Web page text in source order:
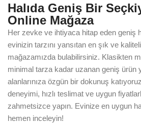
Halıda Geniş Bir
Online Mağaza
Her zevke ve ihtiyaca hitap eden geniş
evinizin tarzını yansıtan en şık ve
mağazamızda bulabilirsiniz. Klasikten
minimal tarza kadar uzanan geniş ürün
alanlarınıza özgün bir dokunuş
deneyimi, hızlı teslimat ve uygun
zahmetsizce yapın. Evinize en uygun
hemen inceleyin!